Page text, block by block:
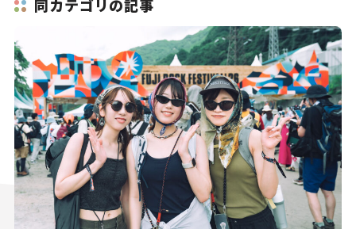
同カテゴリの記事